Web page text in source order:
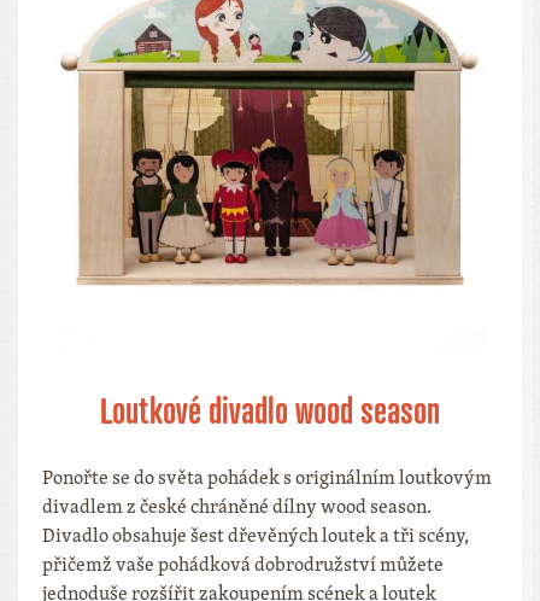
Loutkové divadlo wood season
Ponořte se do světa pohádek s originálním loutkovým
divadlem z české chráněné dílny wood season.
Divadlo obsahuje šest dřevěných loutek a tři scény,
přičemž vaše pohádková dobrodružství můžete
jednoduše rozšířit zakoupením scének a loutek